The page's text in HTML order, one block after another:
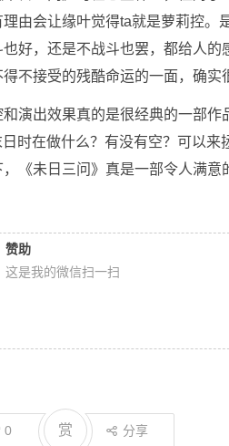
由会让缘叶觉得ta就是萝莉控。
好，还是不战斗也罢，都给人的
不接受的残酷命运的一面，确实
演出效果真的是很经典的一部作
时在做什么？有没有空？可以来
《未日三问》真是一部令人满意
赞助
这是我的微信扫一扫
0 赏 分享